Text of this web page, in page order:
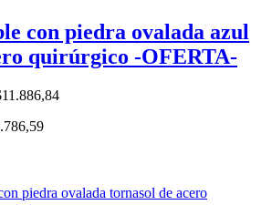
con piedra ovalada azul
quirúrgico -OFERTA-